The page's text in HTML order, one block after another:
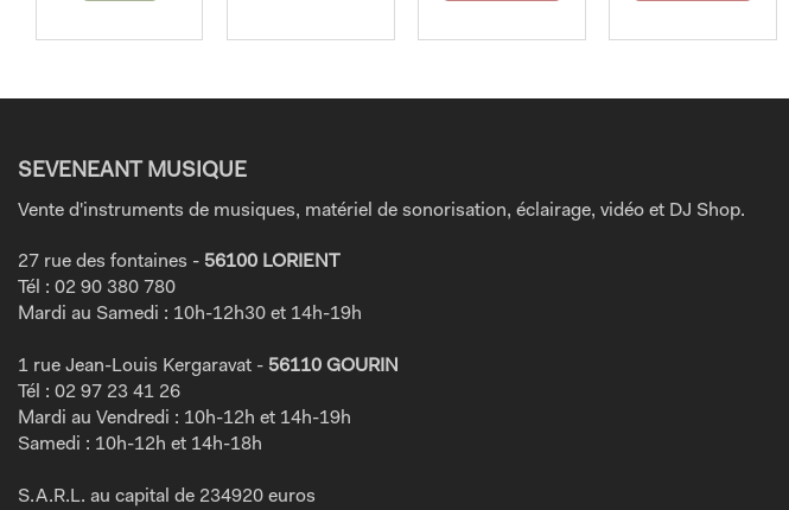
SEVENEANT MUSIQUE
Vente d'instruments de musiques, matériel de sonorisation, éclairage, vidéo et DJ Shop.
27 rue des fontaines - 56100 LORIENT
Tél : 02 90 380 780
Mardi au Samedi : 10h-12h30 et 14h-19h
1 rue Jean-Louis Kergaravat - 56110 GOURIN
Tél : 02 97 23 41 26
Mardi au Vendredi : 10h-12h et 14h-19h
Samedi : 10h-12h et 14h-18h
S.A.R.L. au capital de 234920 euros